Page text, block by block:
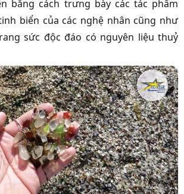
bằng cách trưng bày các tác phẩm
biển của các nghệ nhân cũng như
sức độc đáo có nguyên liệu thuỷ